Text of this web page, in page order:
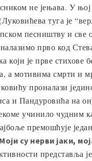
не јењава. У
туга је
песништву и све
прво код
који је прве
а мотивима смрти и
проналази
и Пандуровића на
учинило чудним
премошћује
су нерви јаки,
представља